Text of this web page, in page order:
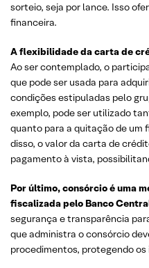
sorteio, seja por lance. Isso
financeira.
A flexibilidade da carta de
Ao ser contemplado, o
que pode ser usada para
condições estipuladas pelo
exemplo, pode ser utilizado
quanto para a quitação de um
disso, o valor da carta de
pagamento à vista,
Por último, consórcio é uma
fiscalizada pelo Banco
segurança e transparência
que administra o consórcio
procedimentos, protegendo